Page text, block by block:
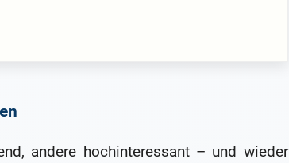
andere hochinteressant – und wieder